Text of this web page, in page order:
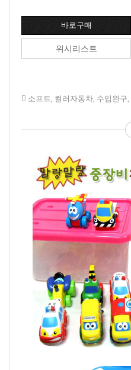
위시리스트
소프트 컬러자동차 수입완구